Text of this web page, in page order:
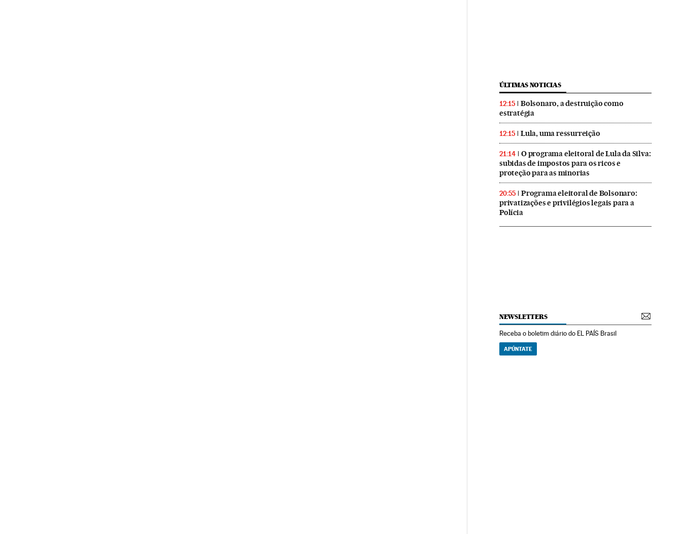
ÚLTIMAS NOTICIAS
12:15
Bolsonaro, a destruição como
estratégia
12:15 Lula, uma ressurreição
21:14
O programa eleitoral de Lula da Silva:
subidas de impostos para os ricos e
proteção para as minorias
20:55
Programa eleitoral de Bolsonaro:
privatizações e privilégios legais para a
Polícia
NEWSLETTERS
Receba o boletim diário do EL PAÍS Brasil
APÚNTATE